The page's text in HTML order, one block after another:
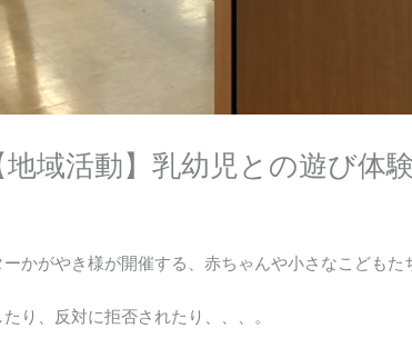
地域活動】乳幼児との遊び体
かがやき様が開催する、赤ちゃんや小さなこども
り、反対に拒否されたり、、、。